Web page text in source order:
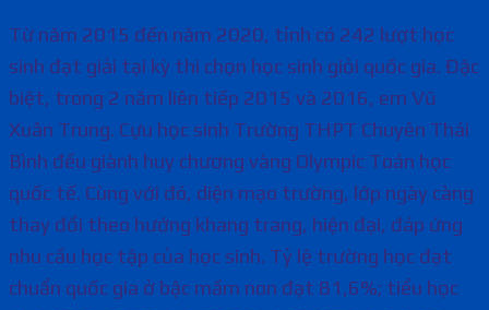
Từ năm 2015 đến năm 2020, tỉnh có 242 lượt học
sinh đạt giải tại kỳ thi chọn học sinh giỏi quốc gia. Đặc
biệt, trong 2 năm liên tiếp 2015 và 2016, em Vũ
Xuân Trung. Cựu học sinh Trường THPT Chuyên Thái
Bình đều giành huy chương vàng Olympic Toán học
quốc tế. Cùng với đó, diện mạo trường, lớp ngày càng
thay đổi theo hướng khang trang, hiện đại, đáp ứng
nhu cầu học tập của học sinh. Tỷ lệ trường học đạt
chuẩn quốc gia ở bậc mầm non đạt 81,6%; tiểu học